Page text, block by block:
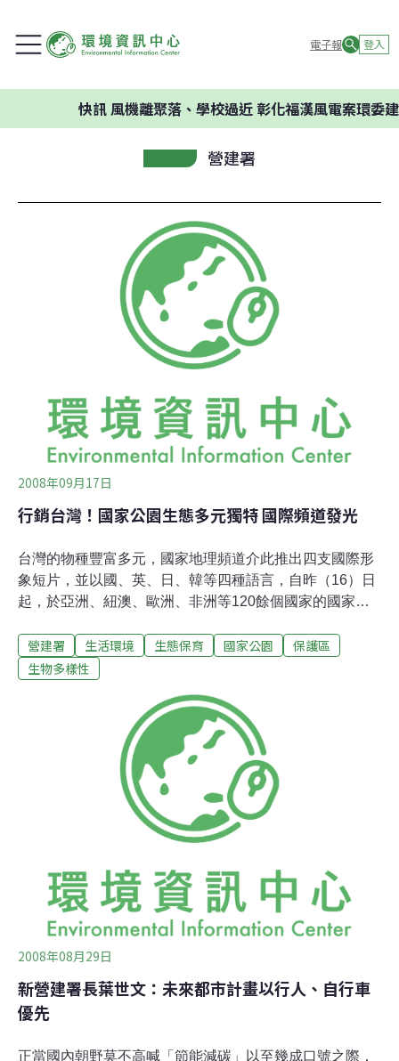
電子報 登入
風機離聚落、學校過近 彰化福漢風電案環委建議不
營建署
2008年09月17日
行銷台灣！國家公園生態多元獨特 國際頻道發光
台灣的物種豐富多元，國家地理頻道介此推出四支國際形
象短片，並以國、英、日、韓等四種語言，自昨（16）日
起，於亞洲、紐澳、歐洲、非洲等120餘個國家的國家地
球觀眾將再度驚豔台灣國家公園所擁有的世界級瑰寶，與
其所扮演的全球生物多樣性重要生態地位。 擁有7座國家
海洋、從植物到動物、熱帶到寒帶的生物多樣面貌，是國
家自然與文化襲產的象徵。這次藉由與國家地理頻道，推
出「森林篇」、「高山篇」、「文化篇」、「海洋篇」等
四支短片，凸顯台灣國家公園的獨特性，也從全球關注的
生態保育議題上，提升台灣的國際形象。系列短片由一位
熟悉台灣、並熱愛探險及生態旅遊的外國主角串場導覽。
Leslie Barnet南非來台5年，目前在學校擔任英文及地理老
灣國家公園之美，以寫明
營建署 生活環境 生態保育 國家公園
保護區
生物多樣性
2008年08月29日
新營建署長葉世文：未來都市計畫以行人、自行車
優先
正當國內朝野莫不高喊「節能減碳」以至幾成口號之際，